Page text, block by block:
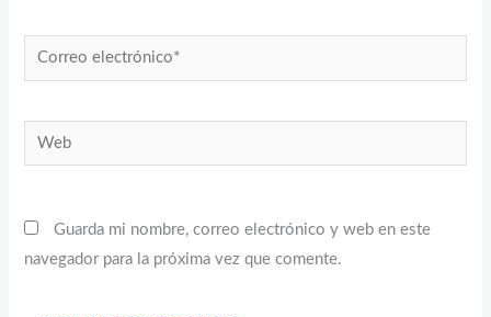
Correo
electrónico*
Web
Guarda mi nombre, correo electrónico y web en este
navegador para la próxima vez que comente.